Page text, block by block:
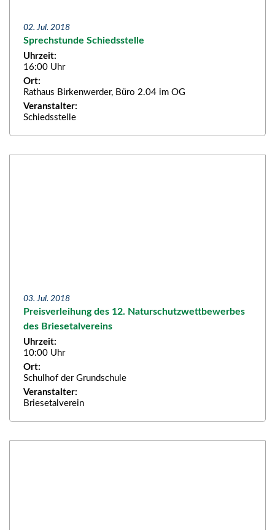
02. Jul. 2018
Sprechstunde Schiedsstelle
Uhrzeit:
16:00 Uhr
Ort:
Rathaus Birkenwerder, Büro 2.04 im OG
Veranstalter:
Schiedsstelle
03. Jul. 2018
Preisverleihung des 12. Naturschutzwettbewerbes
des Briesetalvereins
Uhrzeit:
10:00 Uhr
Ort:
Schulhof der Grundschule
Veranstalter:
Briesetalverein